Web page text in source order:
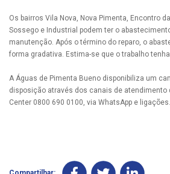
Os bairros Vila Nova, Nova Pimenta, Encontro
Sossego e Industrial podem ter o
manutenção. Após o término do reparo, o
forma gradativa. Estima-se que o trabalho
A Águas de Pimenta Bueno disponibiliza um
disposição através dos canais de atendimento
Center 0800 690 0100, via WhatsApp e ligações.